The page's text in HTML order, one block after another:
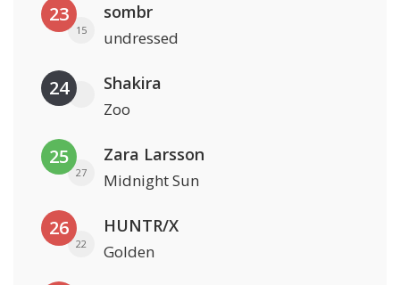
23
15
sombr
undressed
24 Shakira
Zoo
25
27
Zara Larsson
Midnight Sun
26
22
HUNTR/X
Golden